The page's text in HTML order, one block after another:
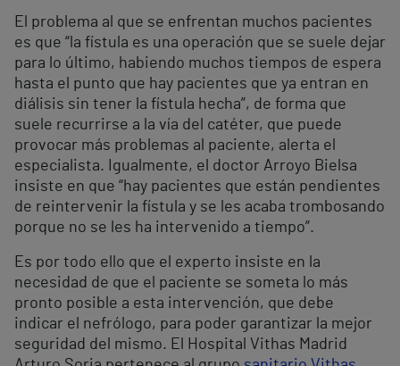
El problema al que se enfrentan muchos pacientes
es que “la fístula es una operación que se suele dejar
para lo último, habiendo muchos tiempos de espera
hasta el punto que hay pacientes que ya entran en
diálisis sin tener la fístula hecha”, de forma que
suele recurrirse a la vía del catéter, que puede
provocar más problemas al paciente, alerta el
especialista. Igualmente, el doctor Arroyo Bielsa
insiste en que “hay pacientes que están pendientes
de reintervenir la fístula y se les acaba trombosando
porque no se les ha intervenido a tiempo”.
Es por todo ello que el experto insiste en la
necesidad de que el paciente se someta lo más
pronto posible a esta intervención, que debe
indicar el nefrólogo, para poder garantizar la mejor
seguridad del mismo. El Hospital Vithas Madrid